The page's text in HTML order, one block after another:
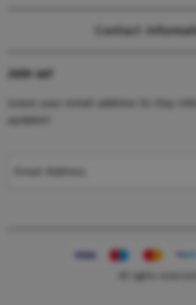
Contact
Join us!
Leave your email address to stay
updates!
Email Address
All rights reserved.